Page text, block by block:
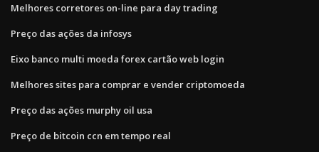
Melhores corretores on-line para day trading
Preço das ações da infosys
Eixo banco multi moeda forex cartão web login
Melhores sites para comprar e vender criptomoeda
Preço das ações murphy oil usa
Preço de bitcoin ccn em tempo real